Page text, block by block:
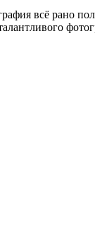
всё рано